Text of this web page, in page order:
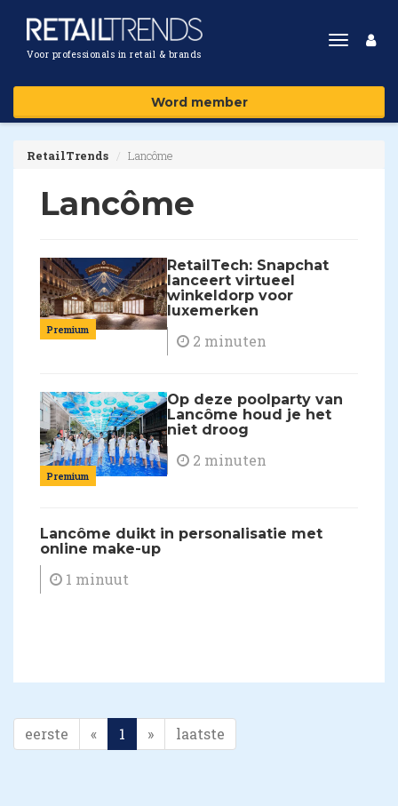
Voor professionals in retail & brands
Toggle
Word member
RetailTrends Lancôme
Lancôme
Premium
RetailTech: Snapchat
lanceert virtueel
winkeldorp voor
luxemerken
2 minuten
Premium
Op deze poolparty van
Lancôme houd je het
niet droog
2 minuten
Lancôme duikt in personalisatie met
online make-up
1 minuut
eerste « 1 » laatste